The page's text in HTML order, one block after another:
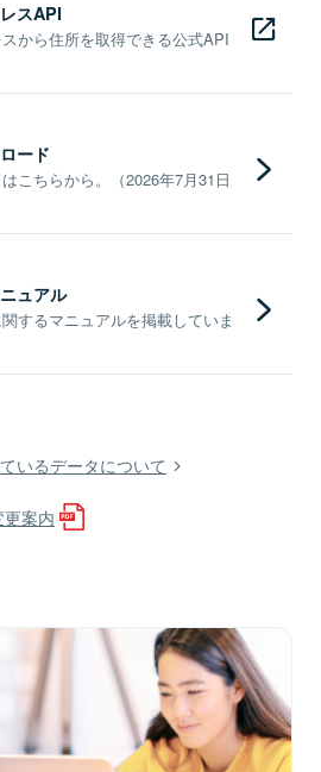
スAPI
から住所を取得できる公式API
ード
こちらから。（2026年7月31日
ュアル
するマニュアルを掲載していま
いるデータについて
案内